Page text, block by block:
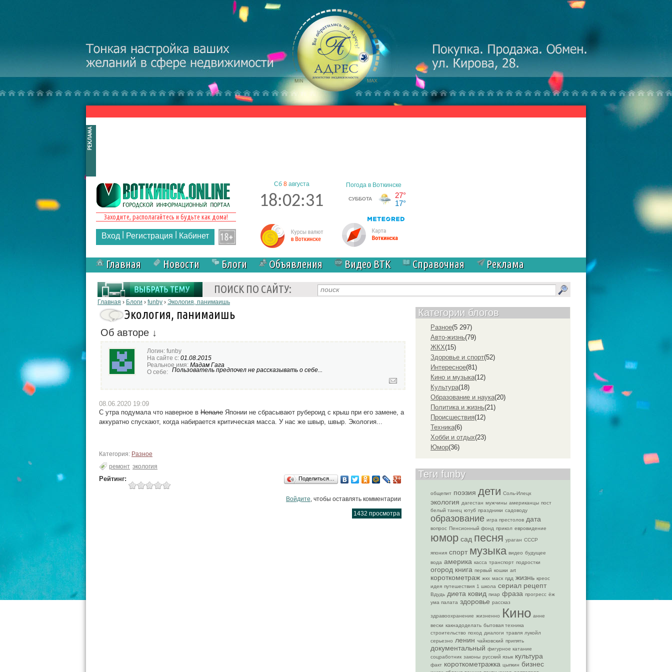
Заходите, располагайтесь и будьте как дома!
Вход Регистрация Кабинет
Сб 8августа
18:02:32
Главная Новости Блоги Объявления Видео ВТК Справочная
Реклама
ПОИСК ПО САЙТУ:
Форма поиска
Вы здесь
Главная › Блоги › funby › Экология, панимаишь
Экология, панимаишь
Об авторе ↓
Логин: funby
На сайте с: 01.08.2015
Реальное имя: Мадам Гага
О себе: Пользователь предпочел не рассказывать о себе...
08.06.2020 19:09
С утра подумала что наверное в Непале Японии не сбрасывают рубероид с крыш при его замене, а
аккуратно спускают, когда набирается критическая масса. У нас же швыр, швыр. Экология...
Категория: Разное
ремонт экология
Рейтинг: Поделиться…
Войдите, чтобы оставлять комментарии
1432 просмотра
Категории блогов
Разное(5 297)
Авто-жизнь(79)
ЖКХ(15)
Здоровье и спорт(52)
Интересное(81)
Кино и музыка(12)
Культура(18)
Образование и наука(20)
Политика и жизнь(21)
Проиcшествия(12)
Техника(6)
Хобби и отдых(23)
Юмор(36)
Теги funby
общепит поэзия дети Соль-Илецк
экология дагестан мужчины американцы пост
белый танец ютуб праздники садоводу
образование игра престолов дата
вопрос Пенсионный фонд прикол евровидение
юмор сад песня ураган СССР
япония спорт музыка видео будущее
вода америка касса транспорт подростки
огород книга первый кошки art
короткометраж жкх маск пдд жизнь креос
идея путешествия 1 школа сериал рецепт
Вдудь диета ковид пиар фраза прогресс ёж
ума палата здоровье рассказ
здравоохранение жизненно Кино анне
вески какнадоделать бытовая техника
строительство поход диалоги травля лукойл
серьезно ленин чайковский припять
документальный фигурное катание
соцработник законы русский язык культура
факт короткометражка цыпкин бизнес